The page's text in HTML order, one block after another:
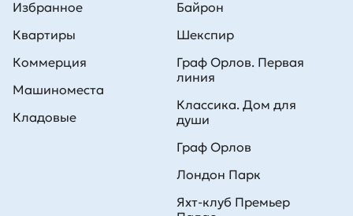
Избранное
Квартиры
Коммерция
Машиноместа
Кладовые
Байрон
Шекспир
Граф Орлов. Первая
линия
Классика. Дом для
души
Граф Орлов
Лондон Парк
Яхт-клуб Премьер